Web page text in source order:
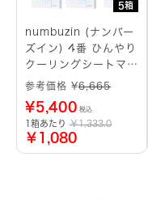
5箱
numbuzin (ナンバー
ズイン) 4番 ひんやり
クーリングシートマス
ク
参考価格 ¥6,665
¥5,400 税込
1箱あたり ￥1,333.0
￥1,080